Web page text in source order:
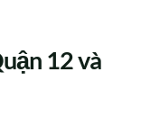
12 và